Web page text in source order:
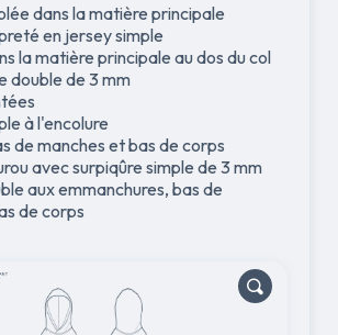
dans la matière principale
en jersey simple
la matière principale au dos du col
double de 3 mm
à l'encolure
de manches et bas de corps
avec surpiqûre simple de 3 mm
aux emmanchures, bas de
de corps